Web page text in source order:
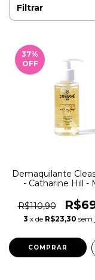
Filtrar
37%
OFF
Demaquilante
- Catharine Hill -
R$110,90
3 x de R$23,30 sem